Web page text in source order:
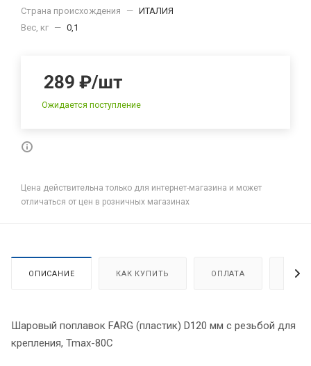
Страна происхождения
— ИТАЛИЯ
Вес, кг — 0,1
289 ₽/шт
Ожидается поступление
Цена действительна только для интернет-магазина и может
отличаться от цен в розничных магазинах
ОПИСАНИЕ КАК КУПИТЬ ОПЛАТА
Шаровый поплавок FARG (пластик) D120 мм с резьбой для
крепления, Tmax-80C